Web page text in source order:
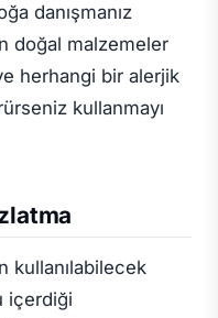
danışmanız
doğal malzemeler
herhangi bir alerjik
kullanmayı
kullanılabilecek
içerdiği